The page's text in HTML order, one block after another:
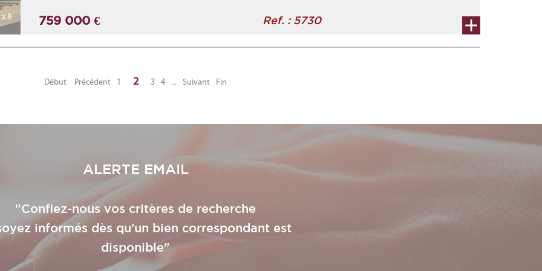
x 8 759 000 € Ref. : 5730
Début Précédent 1 2 3 4 ... Suivant Fin
ALERTE EMAIL
"Confiez-nous vos critères de recherche
informés dès qu'un bien correspondant est
disponible"